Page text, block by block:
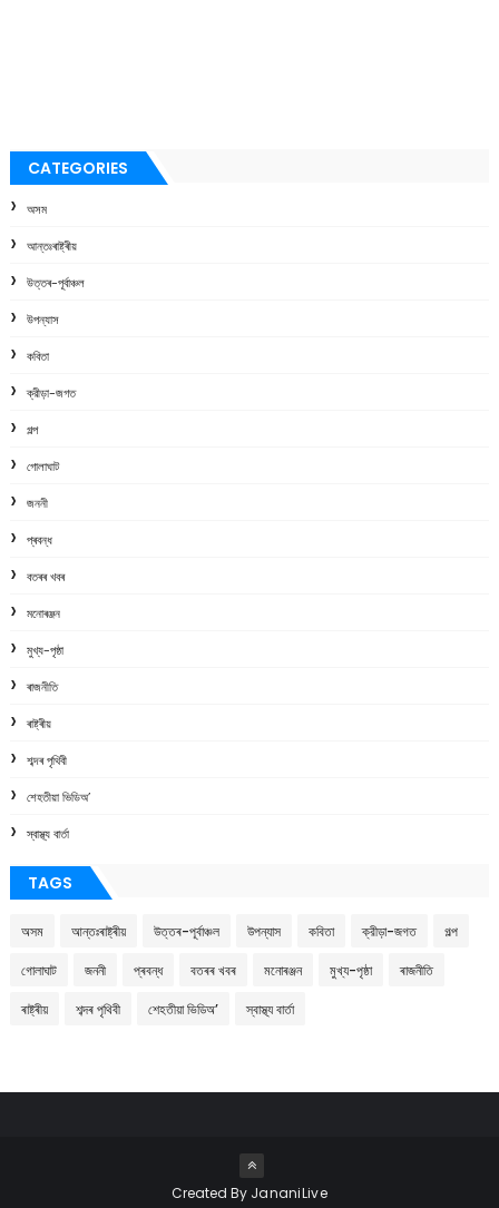
CATEGORIES
অসম
আন্তঃৰাষ্ট্ৰীয়
উত্তৰ-পূৰ্বাঞ্চল
উপন্যাস
কবিতা
ক্রীড়া-জগত
গল্প
গোলাঘাট
জননী
প্ৰবন্ধ
বতৰৰ খবৰ
মনোৰঞ্জন
মুখ্য-পৃষ্ঠা
ৰাজনীতি
ৰাষ্ট্ৰীয়
শব্দৰ পৃথিবী
শেহতীয়া ভিডিঅ’
স্বাস্থ্য বাৰ্তা
TAGS
অসম আন্তঃৰাষ্ট্ৰীয় উত্তৰ-পূৰ্বাঞ্চল উপন্যাস কবিতা ক্রীড়া-জগত গল্প
গোলাঘাট জননী প্ৰবন্ধ বতৰৰ খবৰ মনোৰঞ্জন মুখ্য-পৃষ্ঠা ৰাজনীতি
ৰাষ্ট্ৰীয় শব্দৰ পৃথিবী শেহতীয়া ভিডিঅ’ স্বাস্থ্য বাৰ্তা
Created By JananiLive